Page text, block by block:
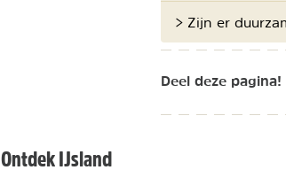
> Zijn er
Deel deze pagina!
Ontdek IJsland